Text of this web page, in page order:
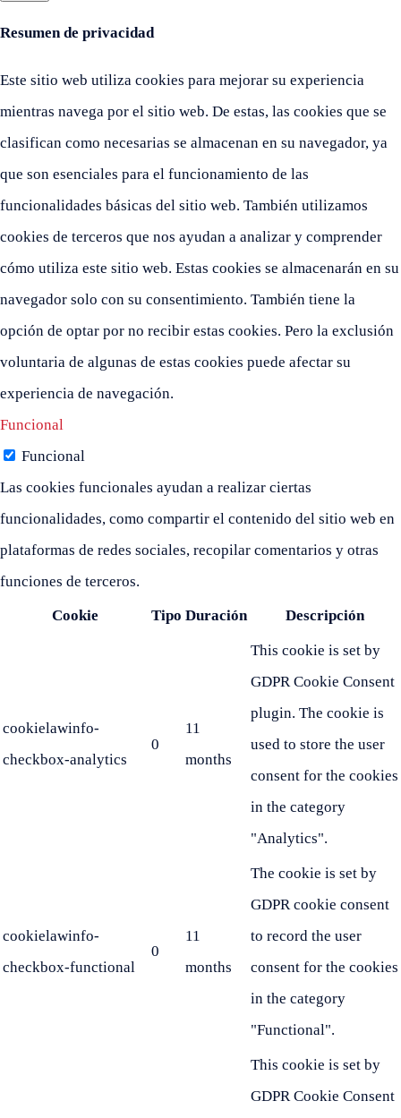
Resumen de privacidad
Este sitio web utiliza cookies para mejorar su experiencia
mientras navega por el sitio web. De estas, las cookies que se
clasifican como necesarias se almacenan en su navegador, ya
que son esenciales para el funcionamiento de las
funcionalidades básicas del sitio web. También utilizamos
cookies de terceros que nos ayudan a analizar y comprender
cómo utiliza este sitio web. Estas cookies se almacenarán en su
navegador solo con su consentimiento. También tiene la
opción de optar por no recibir estas cookies. Pero la exclusión
voluntaria de algunas de estas cookies puede afectar su
experiencia de navegación.
Funcional
Funcional
Las cookies funcionales ayudan a realizar ciertas
funcionalidades, como compartir el contenido del sitio web en
plataformas de redes sociales, recopilar comentarios y otras
funciones de terceros.
Cookie
Tipo Duración Descripción
cookielawinfo-
checkbox-analytics
0
11
months
This cookie is set by
GDPR Cookie Consent
plugin. The cookie is
used to store the user
consent for the cookies
in the category
"Analytics".
cookielawinfo-
checkbox-functional
0
11
months
The cookie is set by
GDPR cookie consent
to record the user
consent for the cookies
in the category
"Functional".
This cookie is set by
GDPR Cookie Consent